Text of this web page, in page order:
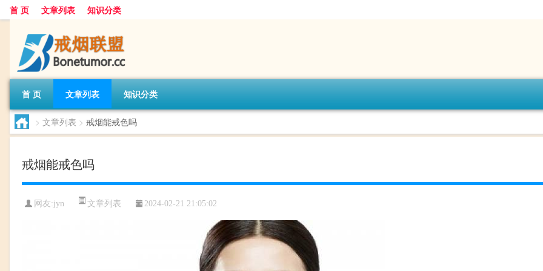
首 页 文章列表 知识分类
首 页 文章列表 知识分类
> 文章列表 > 戒烟能戒色吗
戒烟能戒色吗
网友:jyn 文章列表 2024-02-21 21:05:02